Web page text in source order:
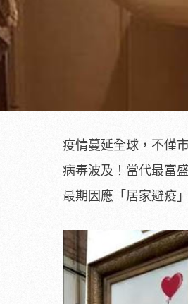
疫情蔓延全球，不僅
病毒波及！當代最富
最期因應「居家避疫